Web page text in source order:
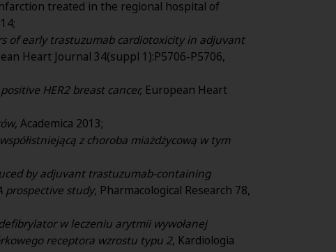
treated in the regional hospital of
of early trastuzumab cardiotoxicity in adjuvant
Heart Journal 34(suppl 1):P5706-P5706,
HER2 breast cancer, European Heart
, Academica 2013;
z choroba miażdżycową w tym
by adjuvant trastuzumab-containing
prospective study, Pharmacological Research 78,
w leczeniu arytmii wywołanej
receptora wzrostu typu 2, Kardiologia